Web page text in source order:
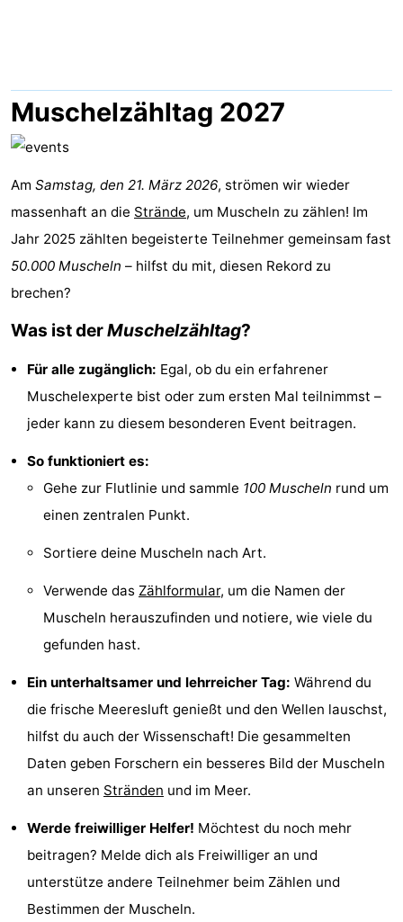
Duinoord
-
Duinweg
18
-
Kurhaus
-
Soutelande
Ferienhäuser
Joossesweg
Kustlicht
-
Meerpaal
Strandcamping
Valkenisse
Zee,
Duin
Hotels
Frühstück)
Strand
tun
Museen
-
Denkmäler
Muschelzähltag 2027
Am Samstag, den 21. März 2026, strömen wir wieder
massenhaft an die Strände, um Muscheln zu zählen! Im
Jahr 2025 zählten begeisterte Teilnehmer gemeinsam fast
50.000 Muscheln – hilfst du mit, diesen Rekord zu
brechen?
Was ist derMuschelzähltag?
Für alle zugänglich: Egal, ob du ein erfahrener
Muschelexperte bist oder zum ersten Mal teilnimmst –
jeder kann zu diesem besonderen Event beitragen.
So funktioniert es:
Gehe zur Flutlinie und sammle 100 Muscheln rund um
einen zentralen Punkt.
Sortiere deine Muscheln nach Art.
Verwende das Zählformular, um die Namen der
Muscheln herauszufinden und notiere, wie viele du
gefunden hast.
Ein unterhaltsamer und lehrreicher Tag: Während du
die frische Meeresluft genießt und den Wellen lauschst,
hilfst du auch der Wissenschaft! Die gesammelten
Daten geben Forschern ein besseres Bild der Muscheln
an unseren Stränden und im Meer.
Werde freiwilliger Helfer! Möchtest du noch mehr
beitragen? Melde dich als Freiwilliger an und
unterstütze andere Teilnehmer beim Zählen und
Bestimmen der Muscheln.